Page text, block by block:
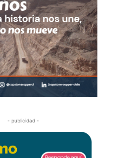
- publicidad -